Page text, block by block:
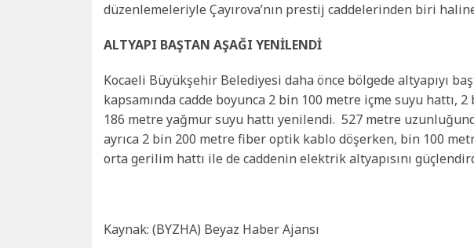
düzenlemeleriyle Çayırova’nın prestij caddelerinden biri
ALTYAPI BAŞTAN AŞAĞI YENİLENDİ
Kocaeli Büyükşehir Belediyesi daha önce bölgede altyapıyı
kapsamında cadde boyunca 2 bin 100 metre içme suyu hattı,
186 metre yağmur suyu hattı yenilendi. 527 metre
ayrıca 2 bin 200 metre fiber optik kablo döşerken, bin 100
orta gerilim hattı ile de caddenin elektrik altyapısını
Kaynak: (BYZHA) Beyaz Haber Ajansı